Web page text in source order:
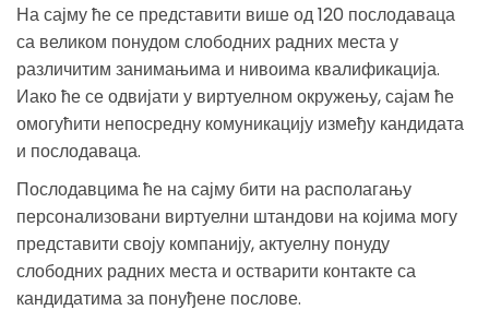
На сајму ће се представити више од 120 послодаваца
са великом понудом слободних радних места у
различитим занимањима и нивоима квалификација.
Иако ће се одвијати у виртуелном окружењу, сајам ће
омогућити непосредну комуникацију између кандидата
и послодаваца.
Послодавцима ће на сајму бити на располагању
персонализовани виртуелни штандови на којима могу
представити своју компанију, актуелну понуду
слободних радних места и остварити контакте са
кандидатима за понуђене послове.